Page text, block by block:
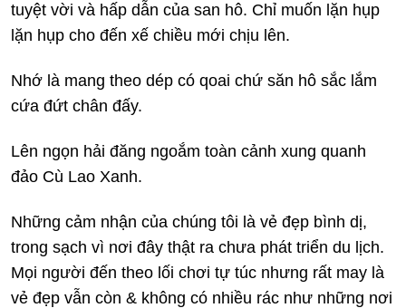
tuyệt vời và hấp dẫn của san hô. Chỉ muốn lặn hụp
lặn hụp cho đến xế chiều mới chịu lên.
Nhớ là mang theo dép có qoai chứ săn hô sắc lắm
cứa đứt chân đấy.
Lên ngọn hải đăng ngoắm toàn cảnh xung quanh
đảo Cù Lao Xanh.
Những cảm nhận của chúng tôi là vẻ đẹp bình dị,
trong sạch vì nơi đây thật ra chưa phát triển du lịch.
Mọi người đến theo lối chơi tự túc nhưng rất may là
vẻ đẹp vẫn còn & không có nhiều rác như những nơi